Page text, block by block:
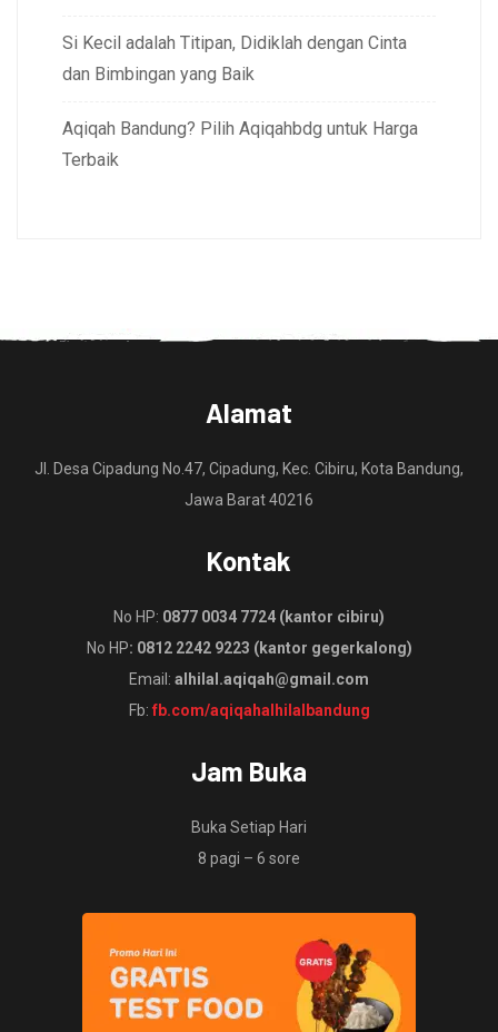
Si Kecil adalah Titipan, Didiklah dengan Cinta
dan Bimbingan yang Baik
Aqiqah Bandung? Pilih Aqiqahbdg untuk Harga
Terbaik
Alamat
Jl. Desa Cipadung No.47, Cipadung, Kec. Cibiru, Kota Bandung,
Jawa Barat 40216
Kontak
No HP: 0877 0034 7724 (kantor cibiru)
No HP: 0812 2242 9223 (kantor gegerkalong)
Email: alhilal.aqiqah@gmail.com
Fb: fb.com/aqiqahalhilalbandung
Jam Buka
Buka Setiap Hari
8 pagi – 6 sore